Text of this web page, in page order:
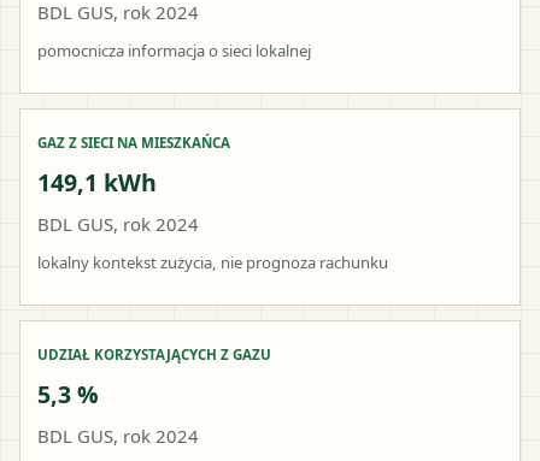
BDL GUS, rok 2024
pomocnicza informacja o sieci lokalnej
GAZ Z SIECI NA MIESZKAŃCA
149,1 kWh
BDL GUS, rok 2024
lokalny kontekst zużycia, nie prognoza rachunku
UDZIAŁ KORZYSTAJĄCYCH Z GAZU
5,3 %
BDL GUS, rok 2024